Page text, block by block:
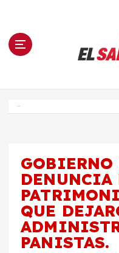
n El
DENUNCIA
QUE
PANISTAS.